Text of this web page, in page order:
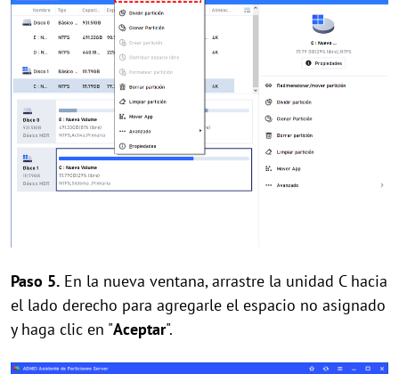
Paso 5. En la nueva ventana, arrastre la unidad C hacia
el lado derecho para agregarle el espacio no asignado
y haga clic en "Aceptar".